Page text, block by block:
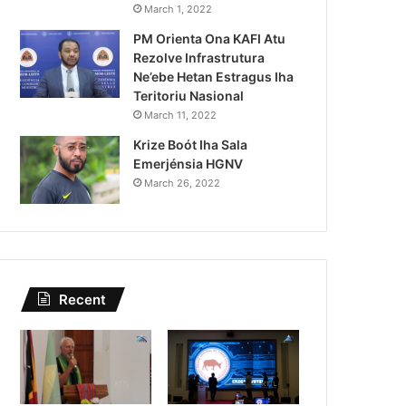
Ajuda
Autór Kriminozu ho
Estranjeiru
March 1, 2022
PM Orienta Ona KAFI Atu
Rezolve Infrastrutura
Ne’ebe Hetan Estragus Iha
Teritoriu Nasional
March 11, 2022
Krize Boót Iha Sala
Emerjénsia HGNV
March 26, 2022
Recent